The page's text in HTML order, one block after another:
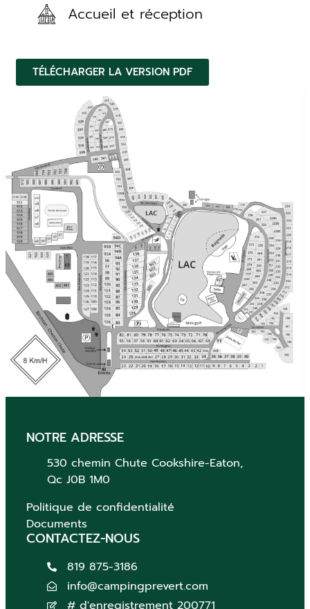
Accueil et réception
TÉLÉCHARGER LA VERSION PDF
NOTRE ADRESSE
530 chemin Chute Cookshire-Eaton,
Qc J0B 1M0
Politique de confidentialité
Documents
CONTACTEZ-NOUS
819 875-3186
info@campingprevert.com